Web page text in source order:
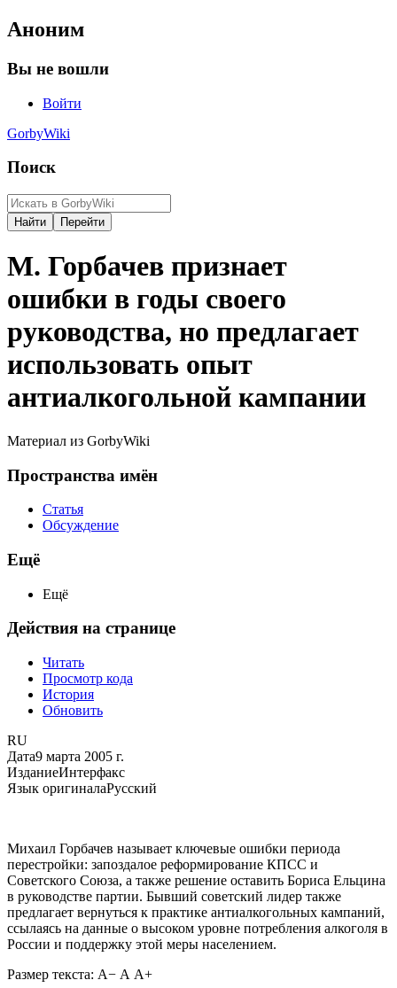
Аноним
Вы не вошли
Войти
GorbyWiki
Поиск
М. Горбачев признает
ошибки в годы своего
руководства, но предлагает
использовать опыт
антиалкогольной кампании
Материал из GorbyWiki
Пространства имён
Статья
Обсуждение
Ещё
Ещё
Действия на странице
Читать
Просмотр кода
История
Обновить
RU
Дата9 марта 2005 г.
ИзданиеИнтерфакс
Язык оригиналаРусский
Михаил Горбачев называет ключевые ошибки периода
перестройки: запоздалое реформирование КПСС и
Советского Союза, а также решение оставить Бориса Ельцина
в руководстве партии. Бывший советский лидер также
предлагает вернуться к практике антиалкогольных кампаний,
ссылаясь на данные о высоком уровне потребления алкоголя в
России и поддержку этой меры населением.
Размер текста: А− А А+